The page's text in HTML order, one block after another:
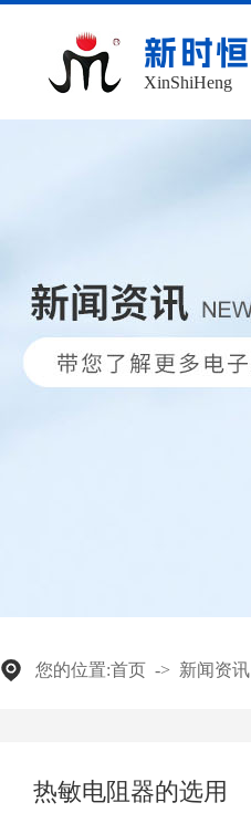
新时恒
XinShiHeng
您的位置:首页 -> 新闻资讯
热敏电阻器的选用